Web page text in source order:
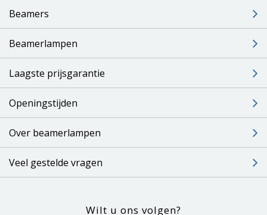
Beamers
Beamerlampen
Laagste prijsgarantie
Openingstijden
Over beamerlampen
Veel gestelde vragen
Wilt u ons volgen?